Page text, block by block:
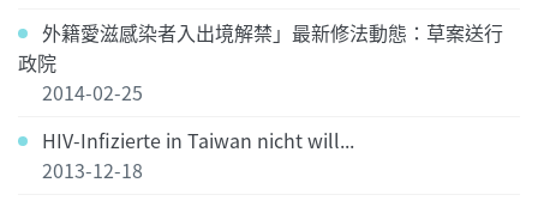
外籍愛滋感染者入出境解禁」最新修法動態：草案送行
政院
2014-02-25
HIV-Infizierte in Taiwan nicht will...
2013-12-18